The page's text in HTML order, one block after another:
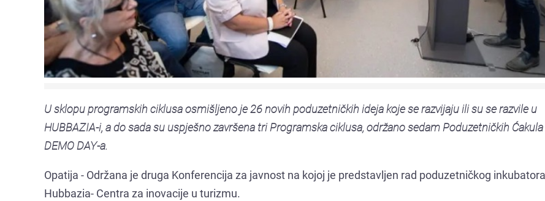
U sklopu programskih ciklusa osmišljeno je 26 novih poduzetničkih ideja koje se razvijaju ili su se razvile u
HUBBAZIA-i, a do sada su uspješno završena tri Programska ciklusa, održano sedam Poduzetničkih
DEMO DAY-a.
Opatija - Održana je druga Konferencija za javnost na kojoj je predstavljen rad poduzetničkog inkubatora
Hubbazia- Centra za inovacije u turizmu.